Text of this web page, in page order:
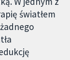
światłem